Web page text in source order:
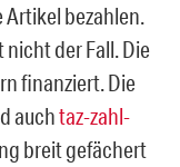
Artikel bezahlen.
nicht der Fall. Die
finanziert. Die
auchtaz-zahl-
breit gefächert